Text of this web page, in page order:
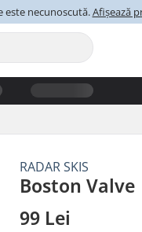
este necunoscută.Afișează
RADAR SKIS
Boston Valve
99 Lei